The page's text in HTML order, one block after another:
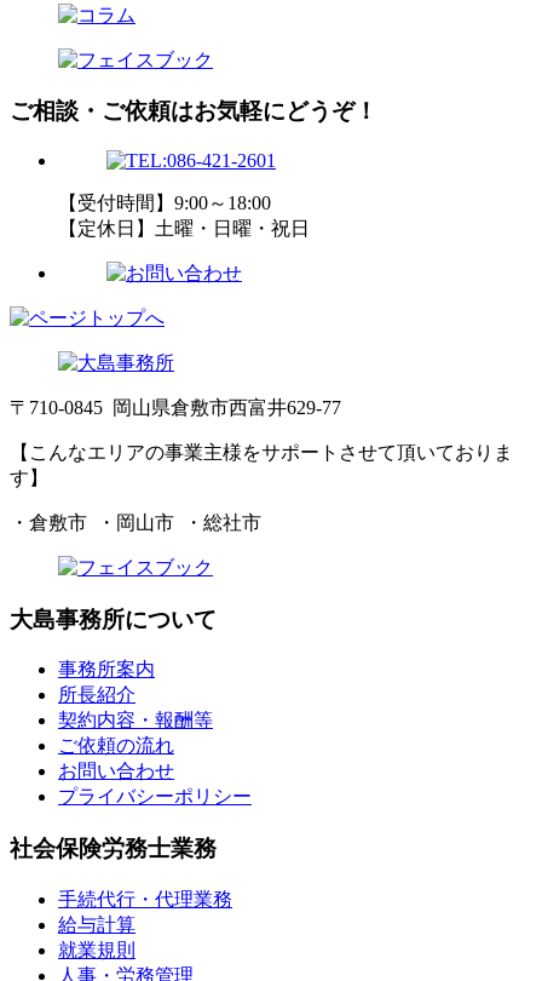
ご相談・ご依頼はお気軽にどうぞ！
【受付時間】9:00～18:00
【定休日】土曜・日曜・祝日
〒710-0845 岡山県倉敷市西富井629-77
【こんなエリアの事業主様をサポートさせて頂いておりま
す】
・倉敷市 ・岡山市 ・総社市
大島事務所について
事務所案内
所長紹介
契約内容・報酬等
ご依頼の流れ
お問い合わせ
プライバシーポリシー
社会保険労務士業務
手続代行・代理業務
給与計算
就業規則
人事・労務管理